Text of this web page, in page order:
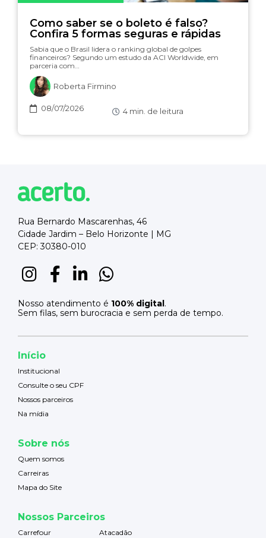
Como saber se o boleto é falso?
Confira 5 formas seguras e rápidas
Sabia que o Brasil lidera o ranking global de golpes
financeiros? Segundo um estudo da ACI Worldwide, em
parceria com…
Roberta Firmino
08/07/2026 4 min. de leitura
Rua Bernardo Mascarenhas, 46
Cidade Jardim – Belo Horizonte | MG
CEP: 30380-010
Nosso atendimento é 100% digital.
Sem filas, sem burocracia e sem perda de tempo.
Início
Institucional
Consulte o seu CPF
Nossos parceiros
Na mídia
Sobre nós
Quem somos
Carreiras
Mapa do Site
Nossos Parceiros
Carrefour
Atacadão